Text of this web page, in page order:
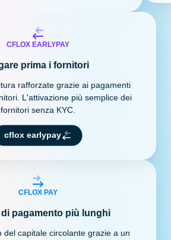
CFLOX EARLYPAY
prima i fornitori
rafforzate grazie ai pagamenti
L'attivazione più semplice dei
fornitori senza KYC.
cflox earlypay
CFLOX PAY
pagamento più lunghi
del capitale circolante grazie a un